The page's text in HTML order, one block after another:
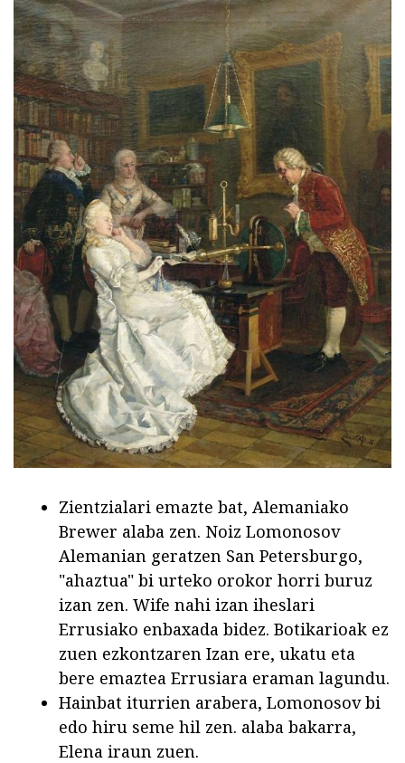
Zientzialari emazte bat, Alemaniako
Brewer alaba zen. Noiz Lomonosov
Alemanian geratzen San Petersburgo,
"ahaztua" bi urteko orokor horri buruz
izan zen. Wife nahi izan iheslari
Errusiako enbaxada bidez. Botikarioak ez
zuen ezkontzaren Izan ere, ukatu eta
bere emaztea Errusiara eraman lagundu.
Hainbat iturrien arabera, Lomonosov bi
edo hiru seme hil zen. alaba bakarra,
Elena iraun zuen.